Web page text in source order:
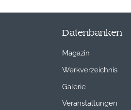
Datenbanken
Magazin
Werkverzeichnis
Galerie
Veranstaltungen